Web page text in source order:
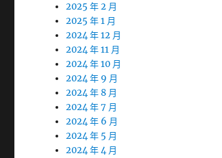
2025 年 2 月
2025 年 1 月
2024 年 12 月
2024 年 11 月
2024 年 10 月
2024 年 9 月
2024 年 8 月
2024 年 7 月
2024 年 6 月
2024 年 5 月
2024 年 4 月